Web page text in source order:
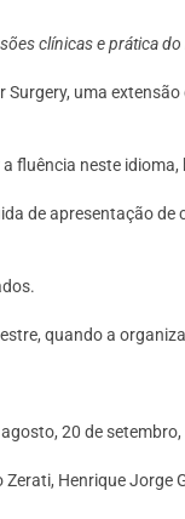
clínicas e prática
uma
neste
de apresentação
quando a
20 de
Henrique